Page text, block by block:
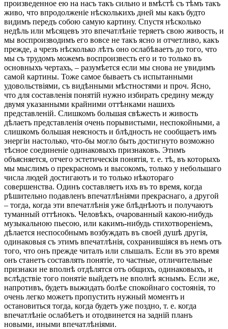
произведенное ею на насъ такъ сильно и вмѣстѣ съ тѣмъ такъ
живо, что впродолженіе нѣсколькихъ дней мы какъ будто
видимъ передъ собою самую картину. Спустя нѣсколько
недѣль или мѣсяцевъ это впечатлѣніе теряетъ свою живость, и
мы воспроизводимъ его вовсе не такъ ясно и отчетливо, какъ
прежде, а чрезъ нѣсколько лѣтъ оно ослабѣваетъ до того, что
мы съ трудомъ можемъ воспроизвесть его и то только въ
основныхъ чертахъ, – разумѣется если мы снова не увидимъ
самой картины. Тоже самое бываетъ съ испытанными
удовольствіями, съ видѣнными мѣстностями и проч. Ясно,
что для составленія понятій нужно избирать средину между
двумя указанными крайними оттѣнками нашихъ
представленій. Слишкомъ большая свѣжесть и живость
дѣлаетъ представленія очень порывистыми, неспокойными, а
слишкомъ большая неясность и блѣдность не сообщаетъ имъ
энергіи настолько, что-бы могло быть достигнуто возможно
тѣсное соединеніе одинаковыхъ признаковъ. Этимъ
объясняется, отчего эстетическія понятія, т. е. тѣ, въ которыхъ
мы мыслимъ о прекрасномъ и высокомъ, только у небольшаго
числа людей достигаютъ и то только нѣкотораго
совершенства. Одинъ составляетъ ихъ въ то время, когда
рѣшительно подавленъ впечатлѣніями прекраснаго, а другой
– тогда, когда эти впечатлѣнія уже блѣднѣютъ и получаютъ
туманный оттѣнокъ. Человѣкъ, очарованный какою-нибудь
музыкальною пьесою, или какимъ-нибудь стихотвореніемъ,
дѣлается неспособнымъ возбуждать въ своей душѣ другія,
одинаковыя съ этимъ впечатлѣнія, сохранившіяся въ немъ отъ
того, что онъ прежде читалъ или слышалъ. Если въ это время
онъ станетъ составлять понятіе, то частные, отличительные
признаки не вполнѣ отдѣлятся отъ общихъ, одинаковыхъ, и
вслѣдствіе того понятіе выйдетъ не вполнѣ яснымъ. Если же,
напротивъ, будетъ выжидать болѣе спокойнаго состоянія, то
очень легко можетъ пропустить нужный моментъ и
остановиться тогда, когда будетъ уже поздно, т. е. когда
впечатлѣніе ослабѣетъ и отодвинется на задній планъ
новыми, иными впечатлѣніями.